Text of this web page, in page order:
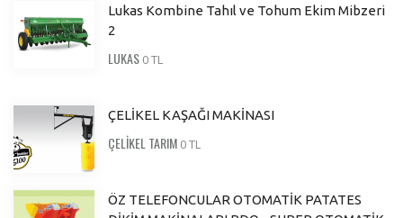
Lukas Kombine Tahıl ve Tohum Ekim Mibzeri
2
LUKAS 0 TL
ÇELİKEL KAŞAĞI MAKİNASI
ÇELİKEL TARIM 0 TL
ÖZ TELEFONCULAR OTOMATİK PATATES